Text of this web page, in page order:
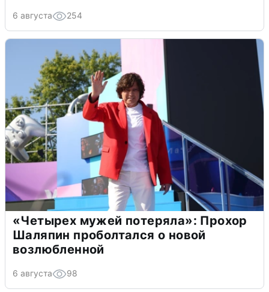
6 августа 254
«Четырех мужей потеряла»: Прохор
Шаляпин проболтался о новой
возлюбленной
6 августа 98